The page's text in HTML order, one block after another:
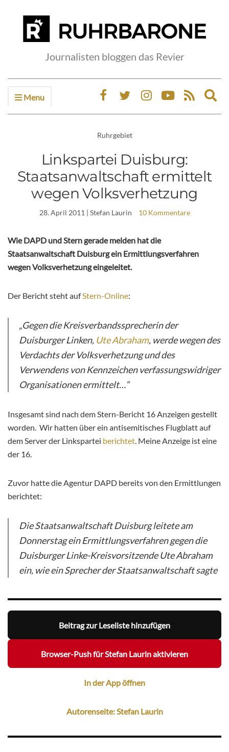
Journalisten bloggen das Revier
Menu
Ruhrgebiet
Linkspartei Duisburg:
Staatsanwaltschaft ermittelt
wegen Volksverhetzung
28. April 2011 | Stefan Laurin 10 Kommentare
Wie DAPD und Stern gerade melden hat die
Staatsanwaltschaft Duisburg ein Ermittlungsverfahren
wegen Volksverhetzung eingeleitet.
Der Bericht steht aufStern-Online:
„Gegen die Kreisverbandssprecherin der
Duisburger Linken, Ute Abraham, werde wegen des
Verdachts der Volksverhetzung und des
Verwendens von Kennzeichen verfassungswidriger
Organisationen ermittelt…“
Insgesamt sind nach dem Stern-Bericht 16 Anzeigen gestellt
worden. Wir hatten über ein antisemitisches Flugblatt auf
dem Server der Linkspartei berichtet. Meine Anzeige ist eine
der 16.
Zuvor hatte die Agentur DAPD bereits von den Ermittlungen
berichtet:
Die Staatsanwaltschaft Duisburg leitete am
Donnerstag ein Ermittlungsverfahren gegen die
Duisburger Linke-Kreisvorsitzende Ute Abraham
ein, wie ein Sprecher der Staatsanwaltschaft sagte
Beitrag zur Leseliste hinzufügen
Browser-Push für Stefan Laurin aktivieren
In der App öffnen
Autorenseite: Stefan Laurin